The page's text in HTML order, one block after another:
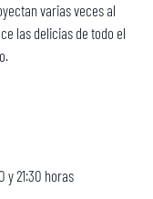
varias veces al
las delicias de todo el
y 21:30 horas